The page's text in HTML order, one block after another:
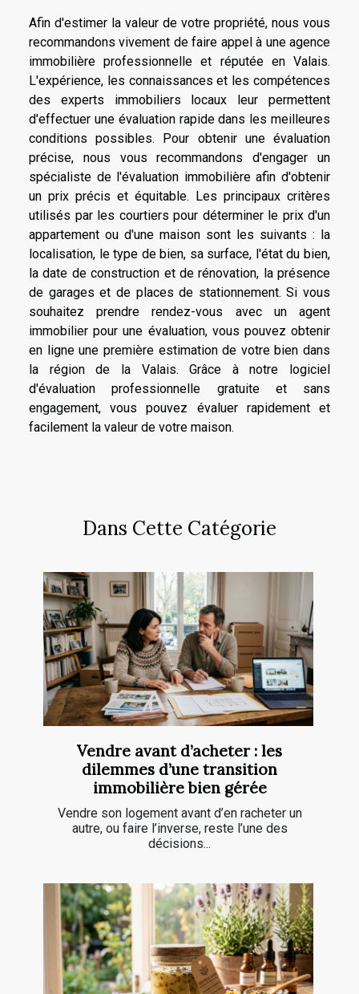
Afin d'estimer la valeur de votre propriété, nous vous
recommandons vivement de faire appel à une agence
immobilière professionnelle et réputée en Valais.
L'expérience, les connaissances et les compétences
des experts immobiliers locaux leur permettent
d'effectuer une évaluation rapide dans les meilleures
conditions possibles. Pour obtenir une évaluation
précise, nous vous recommandons d'engager un
spécialiste de l'évaluation immobilière afin d'obtenir
un prix précis et équitable. Les principaux critères
utilisés par les courtiers pour déterminer le prix d'un
appartement ou d'une maison sont les suivants : la
localisation, le type de bien, sa surface, l'état du bien,
la date de construction et de rénovation, la présence
de garages et de places de stationnement. Si vous
souhaitez prendre rendez-vous avec un agent
immobilier pour une évaluation, vous pouvez obtenir
en ligne une première estimation de votre bien dans
la région de la Valais. Grâce à notre logiciel
d'évaluation professionnelle gratuite et sans
engagement, vous pouvez évaluer rapidement et
facilement la valeur de votre maison.
Dans Cette Catégorie
Vendre avant d’acheter : les
dilemmes d’une transition
immobilière bien gérée
Vendre son logement avant d’en racheter un
autre, ou faire l’inverse, reste l’une des
décisions...